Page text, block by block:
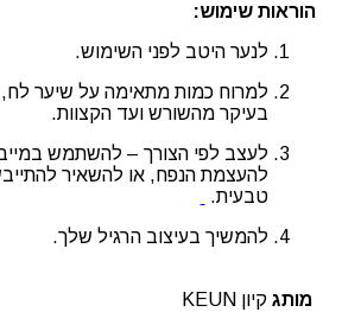
הוראות שימוש:
לנער היטב לפני השימוש.
למרוח כמות מתאימה על שיער לח,
בעיקר מהשורש ועד הקצוות.
לעצב לפי הצורך – להשתמש
להעצמת הנפח, או להשאיר
טבעית.
להמשיך בעיצוב הרגיל שלך.
מותג קיון KEUN